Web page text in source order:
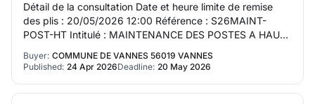
Détail de la consultation Date et heure limite de remise
des plis : 20/05/2026 12:00 Référence : S26MAINT-
POST-HT Intitulé : MAINTENANCE DES POSTES A HAUTE
Buyer: COMMUNE DE VANNES 56019 VANNES
Published: 24 Apr 2026Deadline: 20 May 2026